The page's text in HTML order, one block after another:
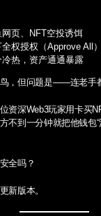
页、NFT空投诱饵
权授权（Approve All）
热，资产通通暴露
，但问题是——连老手
资深Web3玩家用卡买
不到一分钟就把他钱
全吗？
新版本。